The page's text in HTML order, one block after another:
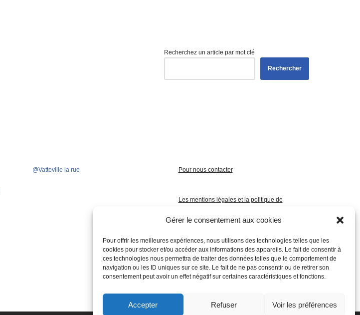
Gérer le consentement aux cookies
Pour offrir les meilleures expériences, nous utilisons des technologies telles que les
cookies pour stocker et/ou accéder aux informations des appareils. Le fait de consentir à
ces technologies nous permettra de traiter des données telles que le comportement de
navigation ou les ID uniques sur ce site. Le fait de ne pas consentir ou de retirer son
consentement peut avoir un effet négatif sur certaines caractéristiques et fonctions.
Accepter Refuser Voir les préférences
Recherchez un article par mot clé
Rechercher
@Vatteville la rue Pour nous contacter
Les mentions légales et la politique de